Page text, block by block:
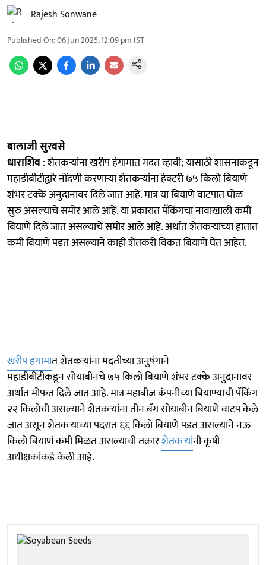
Rajesh Sonwane
Published On:06 Jun 2025, 12:09 pm IST
बालाजी सुरवसे
धाराशिव: शेतकऱ्यांना खरीप हंगामात मदत व्हावी; यासाठी शासनाकडून
महाडीबीटीद्वारे नोंदणी करणाऱ्या शेतकऱ्यांना हेक्टरी ७५ किलो बियाणे
शंभर टक्के अनुदानावर दिले जात आहे. मात्र या बियाणे वाटपात घोळ
सुरु असल्याचे समोर आले आहे. या प्रकारात पॅकिंगचा नावाखाली कमी
बियाणे दिले जात असल्याचे समोर आले आहे. अर्थात शेतकऱ्यांच्या हातात
कमी बियाणे पडत असल्याने काही शेतकरी विकत बियाणे घेत आहेत.
खरीप हंगामात शेतकऱ्यांना मदतीच्या अनुषंगाने
महाडीबीटीकडून सोयाबीनचे ७५ किलो बियाणे शंभर टक्के अनुदानावर
अर्थात मोफत दिले जात आहे. मात्र महाबीज कंपनीच्या बियाण्याची पॅकिंग
२२ किलोची असल्याने शेतकऱ्यांना तीन बॅग सोयाबीन बियाणे वाटप केले
जात असून शेतकऱ्याच्या पदरात ६६ किलो बियाणे पडत असल्याने नऊ
किलो बियाणं कमी मिळत असल्याची तक्रारशेतकऱ्यांनी कृषी
अधीक्षकांकडे केली आहे.